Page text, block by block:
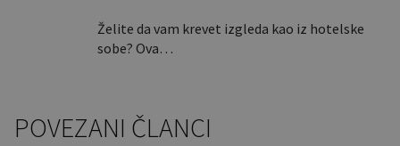
Želite da vam krevet izgleda kao iz hotelske
sobe? Ova…
POVEZANI ČLANCI